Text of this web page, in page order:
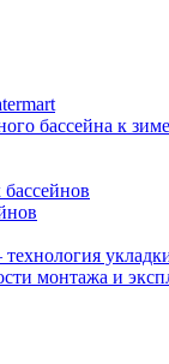
бассейна к зиме
монтажа и